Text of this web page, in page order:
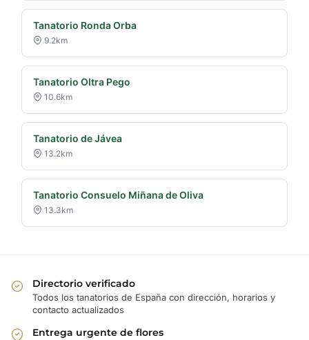
Tanatorio Ronda Orba
9.2km
Tanatorio Oltra Pego
10.6km
Tanatorio de Jávea
13.2km
Tanatorio Consuelo Miñana de Oliva
13.3km
Directorio verificado
Todos los tanatorios de España con dirección, horarios y
contacto actualizados
Entrega urgente de flores